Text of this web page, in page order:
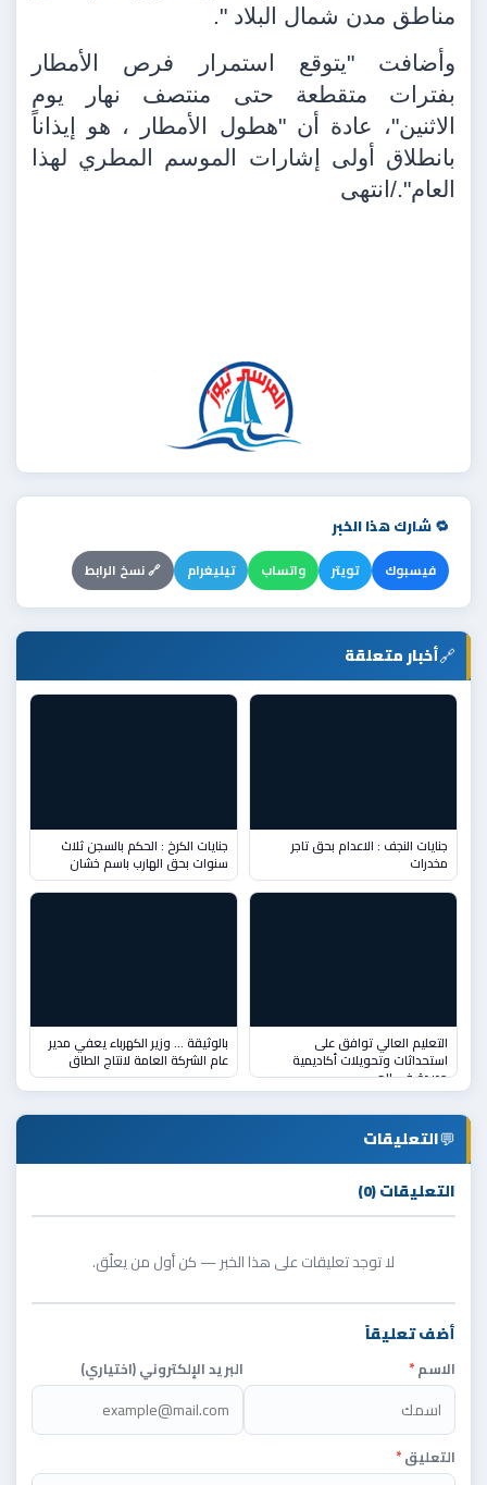
مناطق مدن شمال البلاد ".
وأضافت "يتوقع استمرار فرص الأمطار
بفترات متقطعة حتى منتصف نهار يوم
الاثنين"، عادة أن "هطول الأمطار ، هو إيذاناً
بانطلاق أولى إشارات الموسم المطري لهذا
العام"./انتهى
🔁 شارك هذا الخبر
فيسبوك تويتر واتساب تيليغرام 🔗 نسخ الرابط
🔗أخبار متعلقة
جنايات النجف : الاعدام بحق تاجر
مخدرات
جنايات الكرخ : الحكم بالسجن ثلاث
سنوات بحق الهارب باسم خشان
التعليم العالي توافق على
استحداثات وتحويلات أكاديمية
جديدة في الج
بالوثيقة … وزير الكهرباء يعفي مدير
عام الشركة العامة لانتاج الطاق
💬التعليقات
التعليقات (0)
لا توجد تعليقات على هذا الخبر — كن أول من يعلّق.
أضف تعليقاً
الاسم* البريد الإلكتروني (اختياري)
التعليق*